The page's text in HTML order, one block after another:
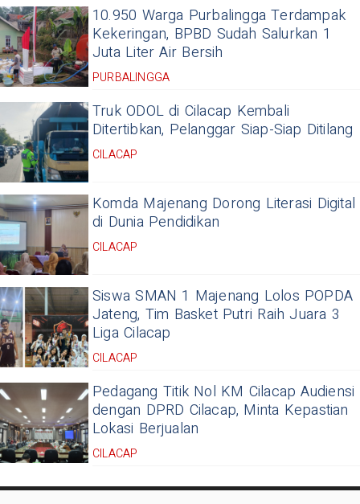
10.950 Warga Purbalingga Terdampak
Kekeringan, BPBD Sudah Salurkan 1
Juta Liter Air Bersih
PURBALINGGA
Truk ODOL di Cilacap Kembali
Ditertibkan, Pelanggar Siap-Siap Ditilang
CILACAP
Komda Majenang Dorong Literasi Digital
di Dunia Pendidikan
CILACAP
Siswa SMAN 1 Majenang Lolos POPDA
Jateng, Tim Basket Putri Raih Juara 3
Liga Cilacap
CILACAP
Pedagang Titik Nol KM Cilacap Audiensi
dengan DPRD Cilacap, Minta Kepastian
Lokasi Berjualan
CILACAP